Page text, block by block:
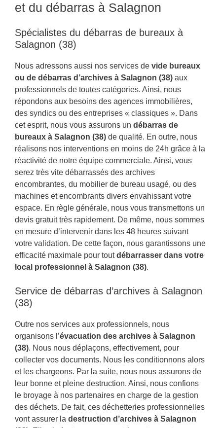
et du débarras à Salagnon
Spécialistes du débarras de bureaux à
Salagnon (38)
Nous adressons aussi nos services de vide bureaux
ou de débarras d’archives à Salagnon (38) aux
professionnels de toutes catégories. Ainsi, nous
répondons aux besoins des agences immobilières,
des syndics ou des entreprises « classiques ». Dans
cet esprit, nous vous assurons un débarras de
bureaux à Salagnon (38) de qualité. En outre, nous
réalisons nos interventions en moins de 24h grâce à la
réactivité de notre équipe commerciale. Ainsi, vous
serez très vite débarrassés des archives
encombrantes, du mobilier de bureau usagé, ou des
machines et encombrants divers envahissant votre
espace. En règle générale, nous vous transmettons un
devis gratuit très rapidement. De même, nous sommes
en mesure d’intervenir dans les 48 heures suivant
votre validation. De cette façon, nous garantissons une
efficacité maximale pour toutdébarrasser dans votre
local professionnel à Salagnon (38).
Service de débarras d’archives à Salagnon
(38)
Outre nos services aux professionnels, nous
organisons l’évacuation des archives à Salagnon
(38). Nous nous déplaçons, effectivement, pour
collecter vos documents. Nous les conditionnons alors
et les chargeons. Par la suite, nous nous assurons de
leur bonne et pleine destruction. Ainsi, nous confions
le broyage à nos partenaires en charge de la gestion
des déchets. De fait, ces déchetteries professionnelles
vont assurer la destruction d’archives à Salagnon